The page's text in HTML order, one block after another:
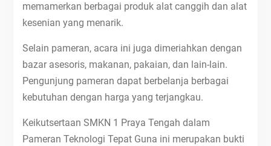
memamerkan berbagai produk alat canggih dan alat
kesenian yang menarik.
Selain pameran, acara ini juga dimeriahkan dengan
bazar asesoris, makanan, pakaian, dan lain-lain.
Pengunjung pameran dapat berbelanja berbagai
kebutuhan dengan harga yang terjangkau.
Keikutsertaan SMKN 1 Praya Tengah dalam
Pameran Teknologi Tepat Guna ini merupakan bukti